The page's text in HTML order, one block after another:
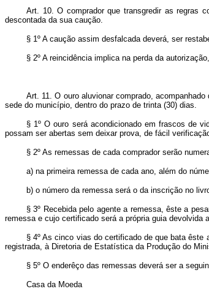
Art. 10. O comprador que transgredir as regras
descontada da sua caução.
§ 1º A caução assim desfalcada deverá, ser
§ 2º A reincidência implica na perda da
Art. 11. O ouro aluvionar comprado,
sede do município, dentro do prazo de trinta (30) dias.
§ 1º O ouro será acondicionado em frascos de
possam ser abertas sem deixar prova, de fácil
§ 2º As remessas de cada comprador serão
a) na primeira remessa de cada ano, além do
b) o número da remessa será o da inscrição no
§ 3º Recebida pelo agente a remessa, êste a
remessa e cujo certificado será a própria guia devolvida
§ 4º As cinco vias do certificado de que bata êste
registrada, à Diretoria de Estatística da Produção do
§ 5º O enderêço das remessas deverá ser a
Casa da Moeda